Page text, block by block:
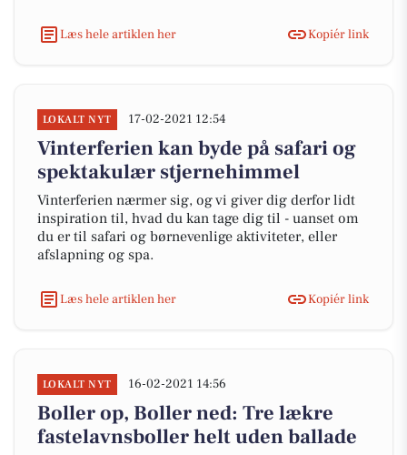
Læs hele artiklen her Kopiér link
LOKALT NYT 17-02-2021 12:54
Vinterferien kan byde på safari og
spektakulær stjernehimmel
Vinterferien nærmer sig, og vi giver dig derfor lidt
inspiration til, hvad du kan tage dig til - uanset om
du er til safari og børnevenlige aktiviteter, eller
afslapning og spa.
Læs hele artiklen her Kopiér link
LOKALT NYT 16-02-2021 14:56
Boller op, Boller ned: Tre lækre
fastelavnsboller helt uden ballade